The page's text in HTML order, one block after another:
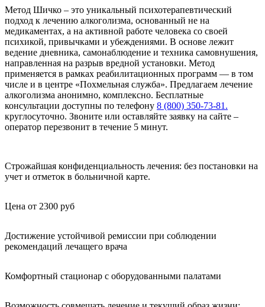
Метод Шичко – это уникальный психотерапевтический
подход к лечению алкоголизма, основанный не на
медикаментах, а на активной работе человека со своей
психикой, привычками и убеждениями. В основе лежит
ведение дневника, самонаблюдение и техника самовнушения,
направленная на разрыв вредной установки. Метод
применяется в рамках реабилитационных программ — в том
числе и в центре «Похмельная служба». Предлагаем лечение
алкоголизма анонимно, комплексно. Бесплатные
консультации доступны по телефону 8 (800) 350-73-81.
круглосуточно. Звоните или оставляйте заявку на сайте –
оператор перезвонит в течение 5 минут.
Строжайшая конфиденциальность лечения: без постановки на
учет и отметок в больничной карте.
Цена от 2300 руб
Достижение устойчивой ремиссии при соблюдении
рекомендаций лечащего врача
Комфортный стационар с оборудованными палатами